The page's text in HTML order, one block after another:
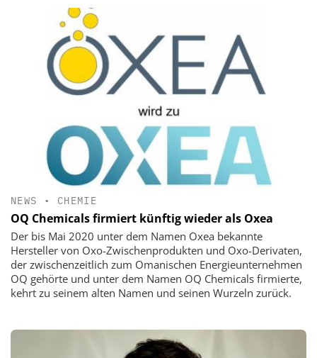
NEWS • CHEMIE
OQ Chemicals firmiert künftig wieder als Oxea
Der bis Mai 2020 unter dem Namen Oxea bekannte
Hersteller von Oxo-Zwischenprodukten und Oxo-Derivaten,
der zwischenzeitlich zum Omanischen Energieunternehmen
OQ gehörte und unter dem Namen OQ Chemicals firmierte,
kehrt zu seinem alten Namen und seinen Wurzeln zurück.